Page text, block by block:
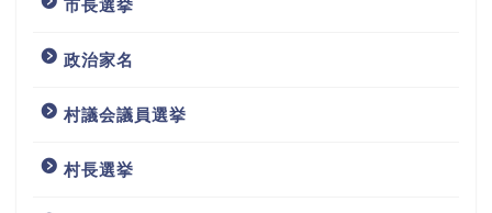
市長選挙
政治家名
村議会議員選挙
村長選挙